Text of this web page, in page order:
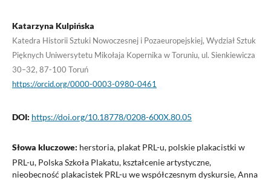
Katarzyna Kulpińska
Katedra Historii Sztuki Nowoczesnej i Pozaeuropejskiej, Wydział Sztuk
Pięknych Uniwersytetu Mikołaja Kopernika w Toruniu, ul. Sienkiewicza
30–32, 87-100 Toruń
https://orcid.org/0000-0003-0980-0461
DOI: https://doi.org/10.18778/0208-600X.80.05
Słowa kluczowe: herstoria, plakat PRL-u, polskie plakacistki w
PRL-u, Polska Szkoła Plakatu, kształcenie artystyczne,
nieobecność plakacistek PRL-u we współczesnym dyskursie, Anna